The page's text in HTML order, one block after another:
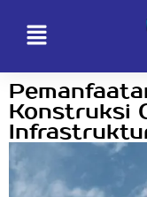
Konstruksi